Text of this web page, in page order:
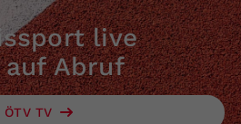
live
auf Abruf
ÖTV TV